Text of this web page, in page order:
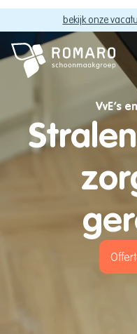
bekijk onze
VvE’s